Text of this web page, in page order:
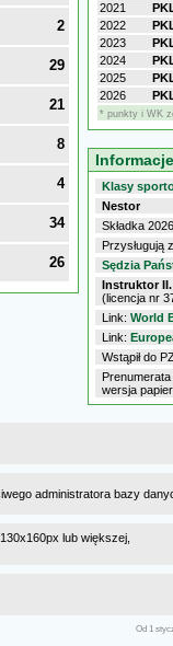
2
29
21
8
4
34
26
2021
2022
2023
2024
2025
2026
* punkty i WK
Klasy
Nestor
Składka
Przysługują
Sędzia
Instruktor
(licencja nr
Link: World
Link:
Wstąpił do
wersja
administratora bazy
lub większej,
Od 1